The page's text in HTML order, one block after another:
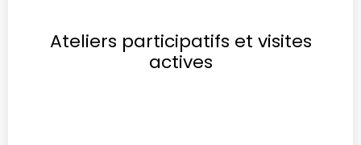
Ateliers participatifs et visites
actives